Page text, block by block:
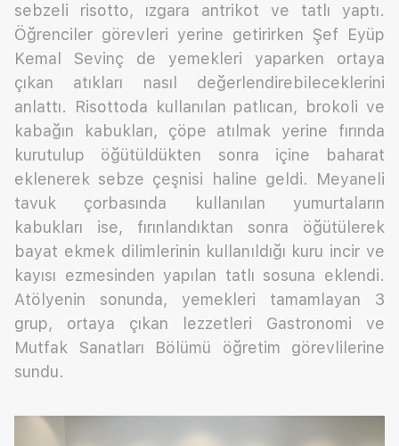
sebzeli risotto, ızgara antrikot ve tatlı yaptı.
Öğrenciler görevleri yerine getirirken Şef Eyüp
Kemal Sevinç de yemekleri yaparken ortaya
çıkan atıkları nasıl değerlendirebileceklerini
anlattı. Risottoda kullanılan patlıcan, brokoli ve
kabağın kabukları, çöpe atılmak yerine fırında
kurutulup öğütüldükten sonra içine baharat
eklenerek sebze çeşnisi haline geldi. Meyaneli
tavuk çorbasında kullanılan yumurtaların
kabukları ise, fırınlandıktan sonra öğütülerek
bayat ekmek dilimlerinin kullanıldığı kuru incir ve
kayısı ezmesinden yapılan tatlı sosuna eklendi.
Atölyenin sonunda, yemekleri tamamlayan 3
grup, ortaya çıkan lezzetleri Gastronomi ve
Mutfak Sanatları Bölümü öğretim görevlilerine
sundu.